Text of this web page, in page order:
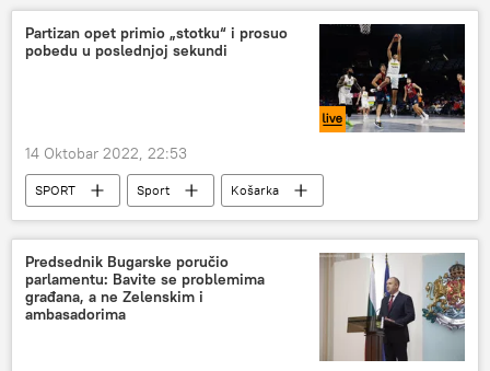
Partizan opet primio „stotku“ i prosuo
pobedu u poslednjoj sekundi
14 Oktobar 2022, 22:53
SPORT Sport
Košarka
Evroliga (košarka)
KK Partizan
Predsednik Bugarske poručio
parlamentu: Bavite se problemima
građana, a ne Zelenskim i
ambasadorima